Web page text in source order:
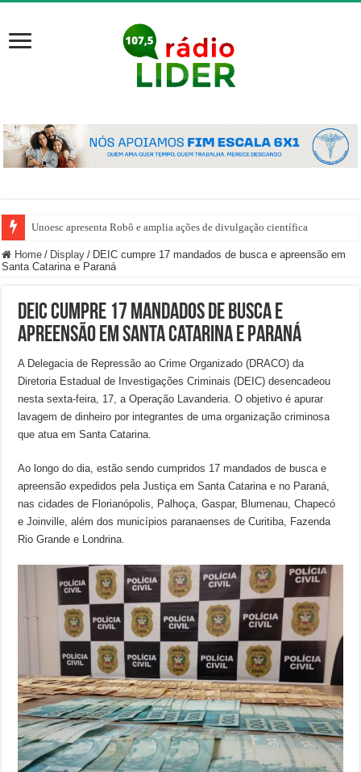
Unoesc apresenta Robô e amplia ações de divulgação científica
Home / Display / DEIC cumpre 17 mandados de busca e apreensão em
Santa Catarina e Paraná
DEIC cumpre 17 mandados de busca e
apreensão em Santa Catarina e Paraná
A Delegacia de Repressão ao Crime Organizado (DRACO) da
Diretoria Estadual de Investigações Criminais (DEIC) desencadeou
nesta sexta-feira, 17, a Operação Lavanderia. O objetivo é apurar
lavagem de dinheiro por integrantes de uma organização criminosa
que atua em Santa Catarina.
Ao longo do dia, estão sendo cumpridos 17 mandados de busca e
apreensão expedidos pela Justiça em Santa Catarina e no Paraná,
nas cidades de Florianópolis, Palhoça, Gaspar, Blumenau, Chapecó
e Joinville, além dos municípios paranaenses de Curitiba, Fazenda
Rio Grande e Londrina.